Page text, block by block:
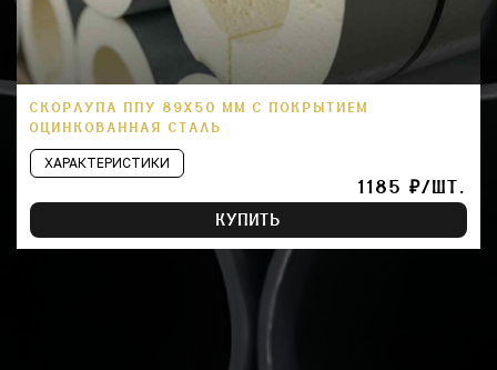
СКОРЛУПА ППУ 89Х50 ММ С ПОКРЫТИЕМ
ОЦИНКОВАННАЯ СТАЛЬ
ХАРАКТЕРИСТИКИ
1185 ₽/ШТ.
КУПИТЬ